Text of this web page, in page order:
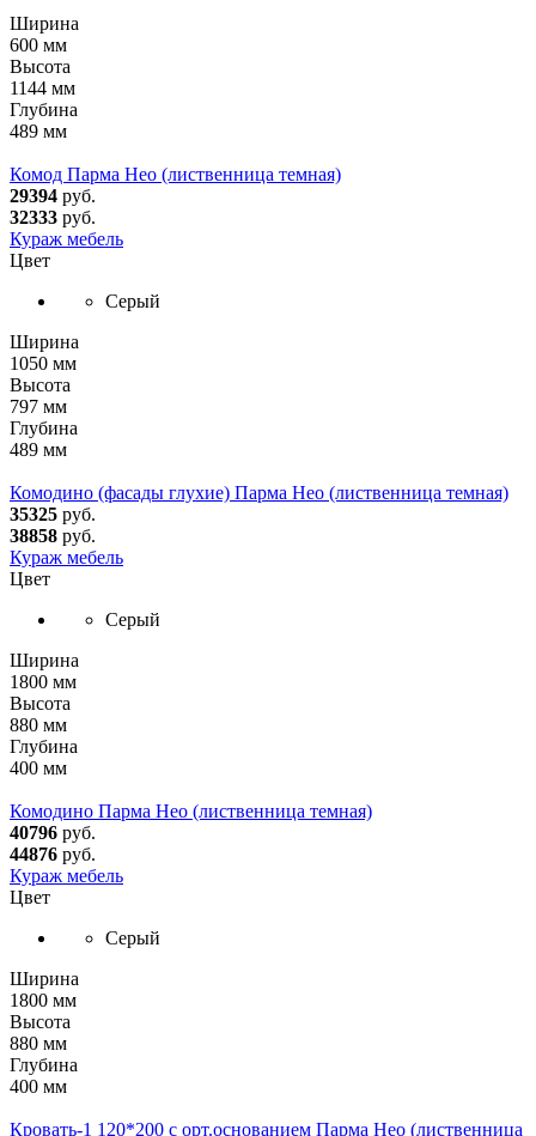
Ширина
600 мм
Высота
1144 мм
Глубина
489 мм
Комод Парма Нео (лиственница темная)
29394 руб.
32333 руб.
Кураж мебель
Цвет
Серый
Ширина
1050 мм
Высота
797 мм
Глубина
489 мм
Комодино (фасады глухие) Парма Нео (лиственница темная)
35325 руб.
38858 руб.
Кураж мебель
Цвет
Серый
Ширина
1800 мм
Высота
880 мм
Глубина
400 мм
Комодино Парма Нео (лиственница темная)
40796 руб.
44876 руб.
Кураж мебель
Цвет
Серый
Ширина
1800 мм
Высота
880 мм
Глубина
400 мм
Кровать-1 120*200 с орт.основанием Парма Нео (лиственница